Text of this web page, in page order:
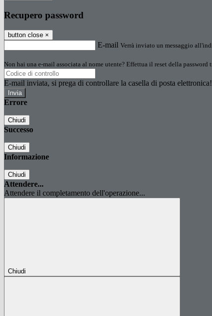
Recupero password
button close ×
E-mail Verrà inviato un messaggio
Non hai una e-mail associata al nome utente? Effettua il reset della password
E-mail inviata, si prega di controllare la casella di posta elettronica!
Errore
Chiudi
Successo
Chiudi
Informazione
Chiudi
Attendere...
Attendere il completamento dell'operazione...
Chiudi